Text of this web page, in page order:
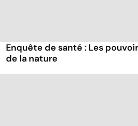
Enquête de santé : Les
de la nature